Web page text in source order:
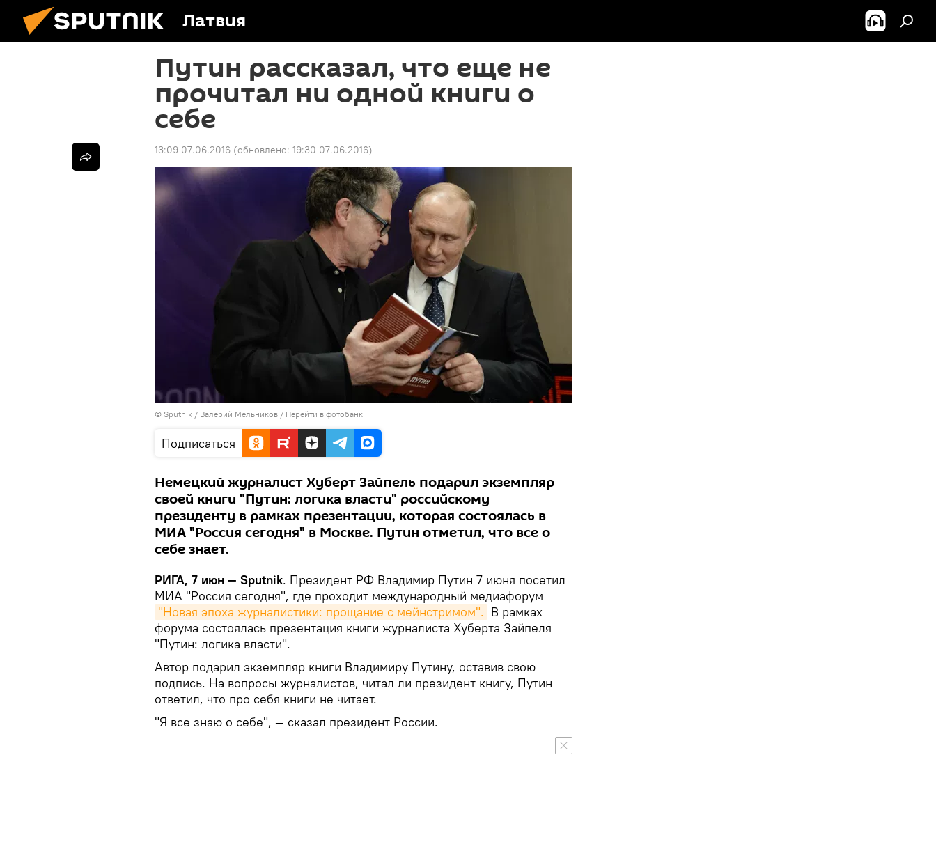
Латвия
Путин рассказал, что еще не
прочитал ни одной книги о
себе
13:09 07.06.2016 (обновлено: 19:30 07.06.2016)
© Sputnik / Валерий Мельников / Перейти в фотобанк
Подписаться
Немецкий журналист Хуберт Зайпель подарил экземпляр
своей книги "Путин: логика власти" российскому
президенту в рамках презентации, которая состоялась в
МИА "Россия сегодня" в Москве. Путин отметил, что все о
себе знает.
РИГА, 7 июн — Sputnik. Президент РФ Владимир Путин 7 июня посетил
МИА "Россия сегодня", где проходит международный медиафорум
"Новая эпоха журналистики: прощание с мейнстримом". В рамках
форума состоялась презентация книги журналиста Хуберта Зайпеля
"Путин: логика власти".
Автор подарил экземпляр книги Владимиру Путину, оставив свою
подпись. На вопросы журналистов, читал ли президент книгу, Путин
ответил, что про себя книги не читает.
"Я все знаю о себе", — сказал президент России.